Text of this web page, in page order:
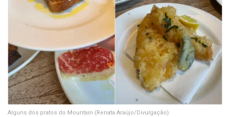
Alguns dos pratos do Mountain (Renata Araújo/Divulgação)